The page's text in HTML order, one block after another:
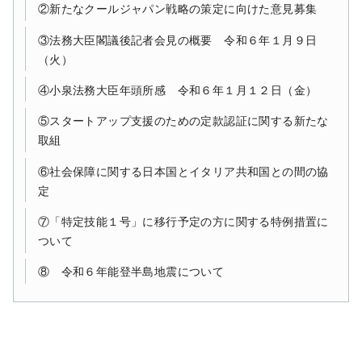
②新たなクールジャパン戦略の策定に向けた意見募集
③法務大臣閣議後記者会見の概要 令和６年１月９日
（火）
④小泉法務大臣年頭所感 令和６年１月１２日（金）
⑤スタートアップ支援のための定款認証に関する新たな
取組
⑥社会保障に関する日本国とイタリア共和国との間の協
定
⑦「特定技能１号」に移行予定の方に関する特例措置に
ついて
⑧ 令和６年能登半島地震について